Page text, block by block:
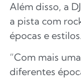
Além disso, a
a pista com
épocas e
“Com mais
diferentes